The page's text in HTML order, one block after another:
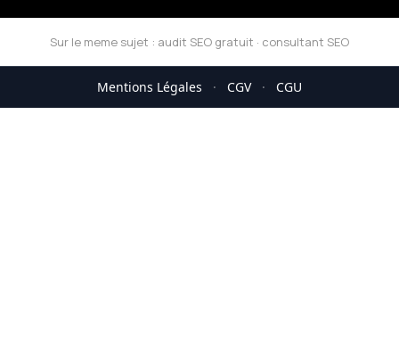
Sur le meme sujet : audit SEO gratuit · consultant SEO
Mentions Légales · CGV · CGU